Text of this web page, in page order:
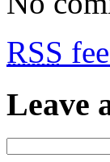
RSS
Leave